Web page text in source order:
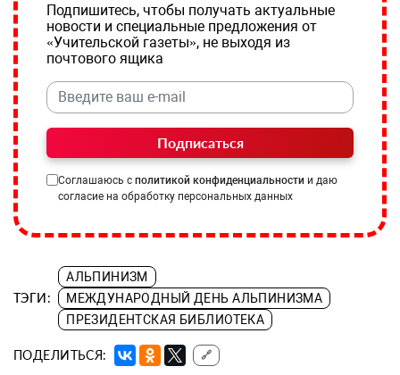
Подпишитесь, чтобы получать актуальные
новости и специальные предложения от
«Учительской газеты», не выходя из
почтового ящика
Подписаться
Соглашаюсь с политикой конфиденциальности и даю
согласие на обработку персональных данных
ТЭГИ:
АЛЬПИНИЗМ
МЕЖДУНАРОДНЫЙ ДЕНЬ АЛЬПИНИЗМА
ПРЕЗИДЕНТСКАЯ БИБЛИОТЕКА
ПОДЕЛИТЬСЯ: 🔗